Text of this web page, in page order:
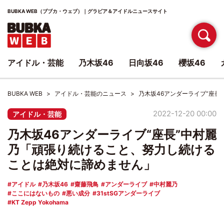
BUBKA WEB（ブブカ・ウェブ）｜グラビア＆アイドルニュースサイト
BUBKA WEB アイドル・芸能のニュース 乃木坂46アンダーライブ“座長
アイドル・芸能 2022-12-20 00:00
乃木坂46アンダーライブ“座長”中村麗
乃「頑張り続けること、努力し続ける
ことは絶対に諦めません」
アイドル 乃木坂46 齋藤飛鳥 アンダーライブ
中村麗乃
ここにはないもの
悪い成分
31stSGアンダーライブ
KT Zepp Yokohama
アイドル・芸能 乃木坂46 日向坂46 櫻坂46